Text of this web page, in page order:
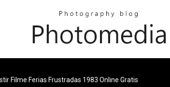
Filme Ferias Frustradas 1983 Online Gratis